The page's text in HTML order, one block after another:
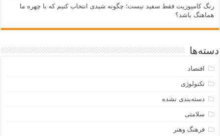
رنگ کامپوزیت فقط سفید نیست؛ چگونه شیدی انتخاب کنیم که با چهره ما
هماهنگ باشد؟
دسته‌ها
اقتصاد
تکنولوژی
دسته‌بندی نشده
سلامتی
فرهنگ وهنر